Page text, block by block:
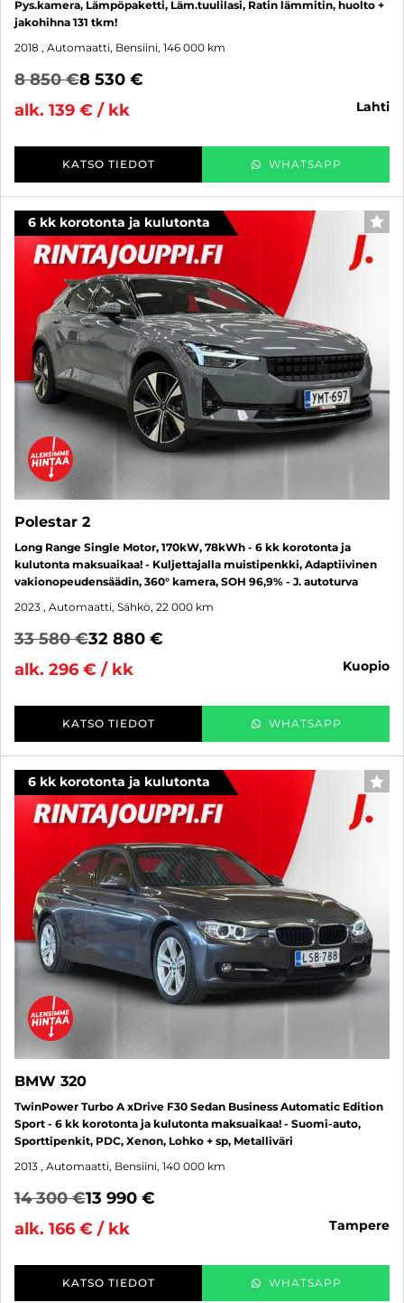
Pys.kamera, Lämpöpaketti, Läm.tuulilasi, Ratin lämmitin, huolto +
jakohihna 131 tkm!
2018 , Automaatti, Bensiini, 146 000 km
8 850 €8 530 €
alk. 139 € / kk
lahti
KATSO TIEDOT WHATSAPP
6 kk korotonta ja kulutonta
Polestar 2
Long Range Single Motor, 170kW, 78kWh - 6 kk korotonta ja
kulutonta maksuaikaa! - Kuljettajalla muistipenkki, Adaptiivinen
vakionopeudensäädin, 360° kamera, SOH 96,9% - J. autoturva
2023 , Automaatti, Sähkö, 22 000 km
33 580 €32 880 €
alk. 296 € / kk
kuopio
KATSO TIEDOT WHATSAPP
6 kk korotonta ja kulutonta
BMW 320
TwinPower Turbo A xDrive F30 Sedan Business Automatic Edition
Sport - 6 kk korotonta ja kulutonta maksuaikaa! - Suomi-auto,
Sporttipenkit, PDC, Xenon, Lohko + sp, Metalliväri
2013 , Automaatti, Bensiini, 140 000 km
14 300 €13 990 €
alk. 166 € / kk
tampere
KATSO TIEDOT WHATSAPP